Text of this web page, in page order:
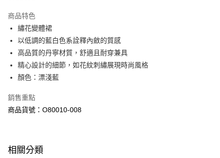
購買商品的店家。未經商家同意取消之訂單仍視為有效，需透過AFTEE先享
後付繳納相關費用。
※ 交易是否成功請以「AFTEE先享後付 」之結帳頁面顯示為準，若有關於
是否繳費成功／繳費後需取消欲退款等相關疑問，請聯繫「AFTEE先享後付
客戶支援中心」https://netprotections.freshdesk.com/support/home
１．透過由恩沛科技股份有限公司提供之「AFTEE先享後付」服務完成之交
權轉讓予恩沛科技股份有限公司。
２．關於個人資料處理事宜，請瀏覽以下網址：
４．使用「AFTEE先享後付」時，將依據個別帳號之用戶狀況，依本公司即
免運費
付款後萊爾富取貨
免運費
7-11取貨付款
免運費
付款後7-11取貨
免運費
免運費
商品特色
繡花變體裙
以低調的藍白色系詮釋內斂的質感
高品質的丹寧材質，舒適且耐穿兼具
精心設計的細節，如花紋刺繡展現時尚風格
顏色：漂淺藍
銷售重點
商品貨號：O80010-008
相關分類